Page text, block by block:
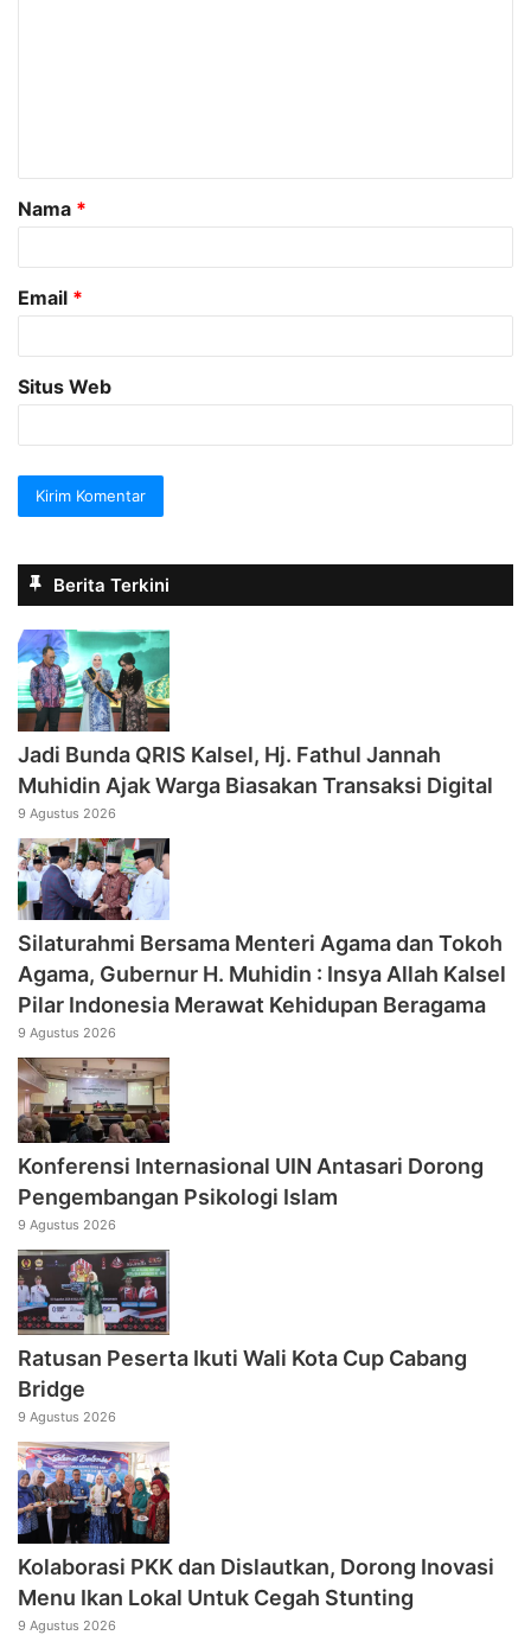
a
r
Nama *
Email *
Situs Web
Berita Terkini
Jadi Bunda QRIS Kalsel, Hj. Fathul Jannah
Muhidin Ajak Warga Biasakan Transaksi Digital
9 Agustus 2026
Silaturahmi Bersama Menteri Agama dan Tokoh
Agama, Gubernur H. Muhidin : Insya Allah Kalsel
Pilar Indonesia Merawat Kehidupan Beragama
9 Agustus 2026
Konferensi Internasional UIN Antasari Dorong
Pengembangan Psikologi Islam
9 Agustus 2026
Ratusan Peserta Ikuti Wali Kota Cup Cabang
Bridge
9 Agustus 2026
Kolaborasi PKK dan Dislautkan, Dorong Inovasi
Menu Ikan Lokal Untuk Cegah Stunting
9 Agustus 2026